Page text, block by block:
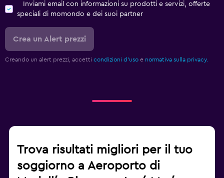
Inviami email con informazioni su prodotti e servizi, offerte
speciali di momondo e dei suoi partner
Crea un Alert prezzi
Creando un alert prezzi, accetti condizioni d'uso e normativa sulla privacy.
Trova risultati migliori per il tuo
soggiorno a Aeroporto di